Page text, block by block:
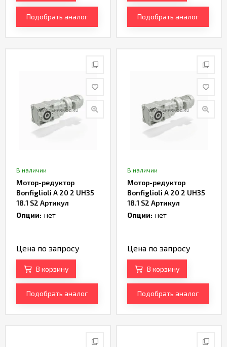
Подобрать аналог Подобрать аналог
В наличии
Мотор-редуктор
Bonfiglioli A 20 2 UH35
18.1 S2 Артикул
TH232975
Опции: нет
Цена по запросу
В корзину
Подобрать аналог
В наличии
Мотор-редуктор
Bonfiglioli A 20 2 UH35
18.1 S2 Артикул
TH232977
Опции: нет
Цена по запросу
В корзину
Подобрать аналог